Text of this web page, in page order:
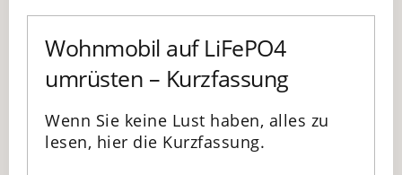
Wohnmobil auf LiFePO4
umrüsten – Kurzfassung
Wenn Sie keine Lust haben, alles zu
lesen, hier die Kurzfassung.